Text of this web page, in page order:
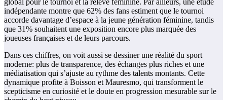
global pour le tournoi et la relève féminine. Par ailleurs, une étude
indépendante montre que 62% des fans estiment que le tournoi
accorde davantage d’espace à la jeune génération féminine, tandis
que 31% souhaitent une exposition encore plus marquée des
joueuses françaises et de leurs parcours.
Dans ces chiffres, on voit aussi se dessiner une réalité du sport
moderne: plus de transparence, des échanges plus riches et une
médiatisation qui s’ajuste au rythme des talents montants. Cette
dynamique profite à Boisson et Mauresmo, qui transforment le
scepticisme en curiosité et le doute en progression mesurable sur le